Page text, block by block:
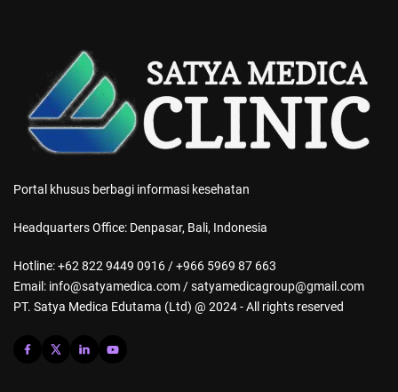
Portal khusus berbagi informasi kesehatan
Headquarters Office: Denpasar, Bali, Indonesia
Hotline: +62 822 9449 0916 / +966 5969 87 663
Email: info@satyamedica.com / satyamedicagroup@gmail.com
PT. Satya Medica Edutama (Ltd) @ 2024 - All rights reserved